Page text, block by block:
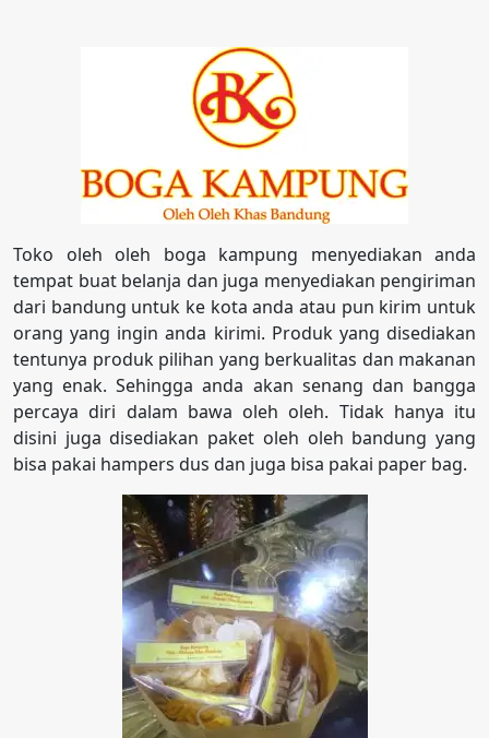
Toko oleh oleh boga kampung menyediakan anda
tempat buat belanja dan juga menyediakan pengiriman
dari bandung untuk ke kota anda atau pun kirim untuk
orang yang ingin anda kirimi. Produk yang disediakan
tentunya produk pilihan yang berkualitas dan makanan
yang enak. Sehingga anda akan senang dan bangga
percaya diri dalam bawa oleh oleh. Tidak hanya itu
disini juga disediakan paket oleh oleh bandung yang
bisa pakai hampers dus dan juga bisa pakai paper bag.